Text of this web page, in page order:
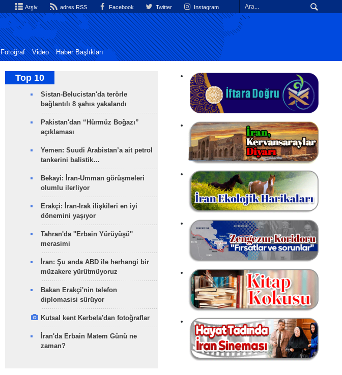
Arşiv adres RSS Facebook Twitter Instagram
Fotoğraf Video Haber Başlıkları
Top 10
Sistan-Belucistan'da terörle
bağlantılı 8 şahıs yakalandı
Pakistan'dan “Hürmüz Boğazı”
açıklaması
Yemen: Suudi Arabistan’a ait petrol
tankerini balistik…
Bekayi: İran-Umman görüşmeleri
olumlu ilerliyor
Erakçi: İran-Irak ilişkileri en iyi
dönemini yaşıyor
Tahran'da ''Erbain Yürüyüşü''
merasimi
İran: Şu anda ABD ile herhangi bir
müzakere yürütmüyoruz
Bakan Erakçi'nin telefon
diplomasisi sürüyor
Kutsal kent Kerbela'dan fotoğraflar
İran'da Erbain Matem Günü ne
zaman?